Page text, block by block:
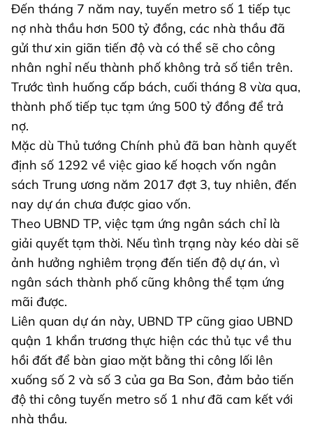
Đến tháng 7 năm nay, tuyến metro số 1 tiếp tục
nợ nhà thầu hơn 500 tỷ đồng, các nhà thầu đã
gửi thư xin giãn tiến độ và có thể sẽ cho công
nhân nghỉ nếu thành phố không trả số tiền trên.
Trước tình huống cấp bách, cuối tháng 8 vừa qua,
thành phố tiếp tục tạm ứng 500 tỷ đồng để trả
nợ.
Mặc dù Thủ tướng Chính phủ đã ban hành quyết
định số 1292 về việc giao kế hoạch vốn ngân
sách Trung ương năm 2017 đợt 3, tuy nhiên, đến
nay dự án chưa được giao vốn.
Theo UBND TP, việc tạm ứng ngân sách chỉ là
giải quyết tạm thời. Nếu tình trạng này kéo dài sẽ
ảnh hưởng nghiêm trọng đến tiến độ dự án, vì
ngân sách thành phố cũng không thể tạm ứng
mãi được.
Liên quan dự án này, UBND TP cũng giao UBND
quận 1 khẩn trương thực hiện các thủ tục về thu
hồi đất để bàn giao mặt bằng thi công lối lên
xuống số 2 và số 3 của ga Ba Son, đảm bảo tiến
độ thi công tuyến metro số 1 như đã cam kết với
nhà thầu.